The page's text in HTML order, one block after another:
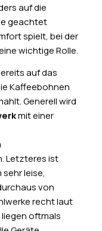
auf die
geachtet
spielt, bei der
wichtige Rolle.
auf das
Kaffeebohnen
Generell wird
mit einer
Letzteres ist
leise,
von
recht laut
oftmals